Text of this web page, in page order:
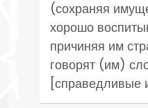
(сохраняя
хорошо
причиняя им
говорят (им)
[справедливые